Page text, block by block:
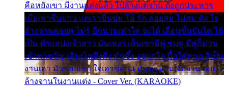
คือหยังเขา มีงานแต่งแล้ว ไปล้างแต่จาน ดั่งถูกประหาร
เมื่อเขาชื่นบาน แต่เราขื่นขม โอ้ รัก ลอยลม ไม่สม ดัง ใจ
ล้างจานคอยคู่ ไม่รู้ อีกนานเท่าใด จะได้ เลื่อนขั้นบันได ได้
เป็น ตำแหน่งเจ้าสาว มันเหงา เห็นเขามีคู่ ซมดู มีคู่ก็ม่วน
เข้าพาขวัญ เสียงโห่ตึงตึง มันซึ้ง อยู่แก่ใจ มื้อใด๋หนอ สิเป็น
งานเฮา มัวซอยเขา ใจเฮาซิด้าน มันทรมาน จับจาน เอย…
ล้างจานในงานแต่ง - Cover Ver. (KARAOKE)